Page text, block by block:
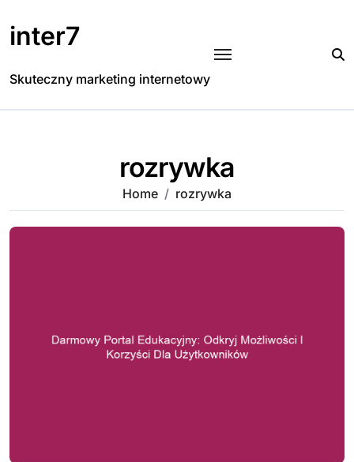
to
content
inter7
Skuteczny marketing internetowy
rozrywka
Home rozrywka